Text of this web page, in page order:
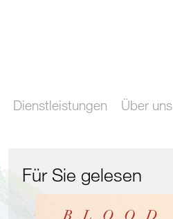
Dienstleistungen Über uns
Für Sie gelesen